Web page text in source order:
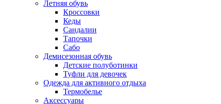
Летняя обувь
Кроссовки
Кеды
Сандалии
Тапочки
Сабо
Демисезонная обувь
Детские полуботинки
Туфли для девочек
Одежда для активного отдыха
Термобелье
Аксессуары